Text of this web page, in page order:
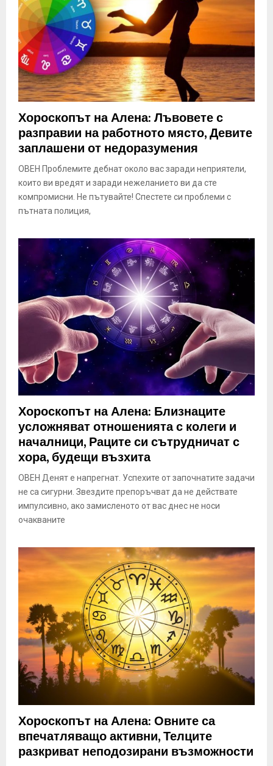
Хороскопът на Алена: Лъвовете с
разправии на работното място, Девите
заплашени от недоразумения
ОВЕН Проблемите дебнат около вас заради неприятели,
които ви вредят и заради нежеланието ви да сте
компромисни. Не пътувайте! Спестете си проблеми с
пътната полиция,
Хороскопът на Алена: Близнаците
усложняват отношенията с колеги и
началници, Раците си сътрудничат с
хора, будещи възхита
ОВЕН Денят е напрегнат. Успехите от започнатите задачи
не са сигурни. Звездите препоръчват да не действате
импулсивно, ако замисленото от вас днес не носи
очакваните
Хороскопът на Алена: Овните са
впечатляващо активни, Телците
разкриват неподозирани възможности